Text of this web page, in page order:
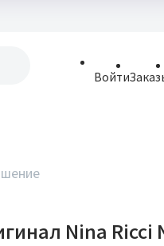
Войти
Nina Ricci